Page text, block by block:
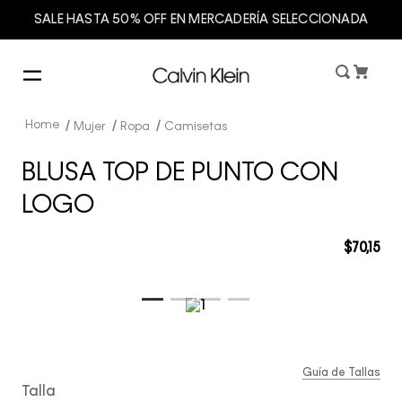
SALE HASTA 50% OFF EN MERCADERÍA SELECCIONADA
Mujer Ropa Camisetas
BLUSA TOP DE PUNTO CON
LOGO
$70,15
Talla
Guía de Tallas